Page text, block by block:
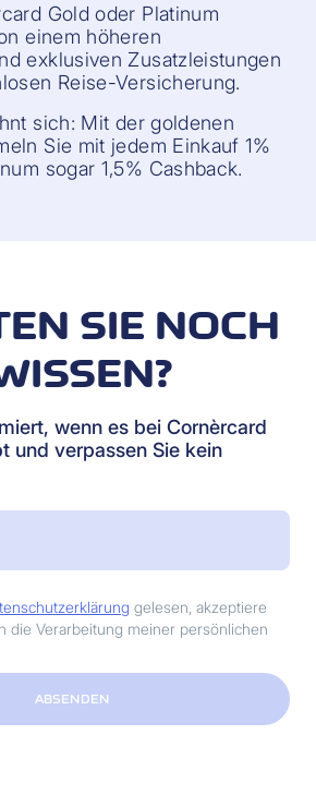
Gold oder Platinum
einem höheren
exklusiven Zusatzleistungen
Reise-Versicherung.
sich: Mit der goldenen
Sie mit jedem Einkauf 1%
sogar 1,5% Cashback.
SIE NOCH
wenn es bei Cornèrcard
und verpassen Sie kein
gelesen, akzeptiere
die Verarbeitung meiner persönlichen
ABSENDEN